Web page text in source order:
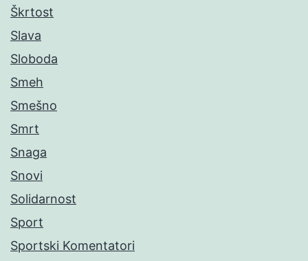
Škrtost
Slava
Sloboda
Smeh
Smešno
Smrt
Snaga
Snovi
Solidarnost
Sport
Sportski Komentatori